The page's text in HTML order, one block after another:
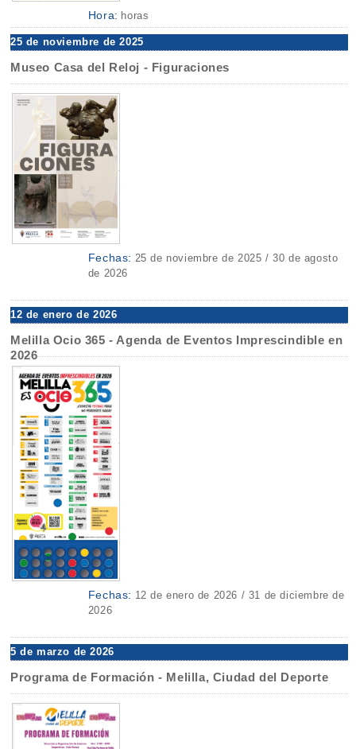
Hora: horas
25 de noviembre de 2025
Museo Casa del Reloj - Figuraciones
Fechas: 25 de noviembre de 2025 / 30 de agosto
de 2026
12 de enero de 2026
Melilla Ocio 365 - Agenda de Eventos Imprescindible en
2026
Fechas: 12 de enero de 2026 / 31 de diciembre de
2026
5 de marzo de 2026
Programa de Formación - Melilla, Ciudad del Deporte